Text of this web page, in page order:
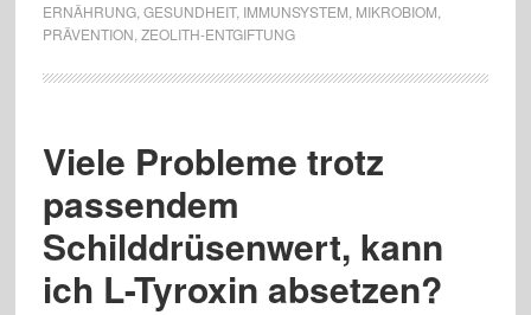
ERNÄHRUNG, GESUNDHEIT, IMMUNSYSTEM MIKROBIOM
PRÄVENTION ZEOLITH-ENTGIFTUNG
Viele Probleme trotz
passendem
Schilddrüsenwert, kann
ich L-Tyroxin absetzen?